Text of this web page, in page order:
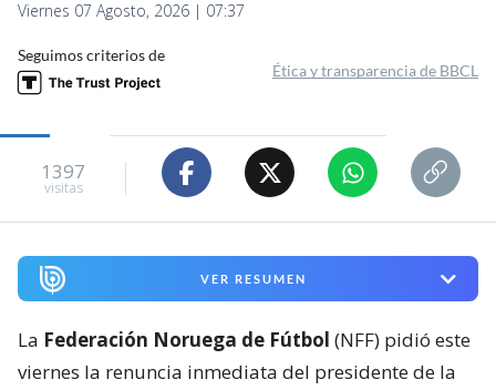
Viernes 07 Agosto, 2026 | 07:37
Seguimos criterios de
Ética y transparencia de BBCL
1397
visitas
VER RESUMEN
La Federación Noruega de Fútbol (NFF) pidió este
viernes la renuncia inmediata del presidente de la